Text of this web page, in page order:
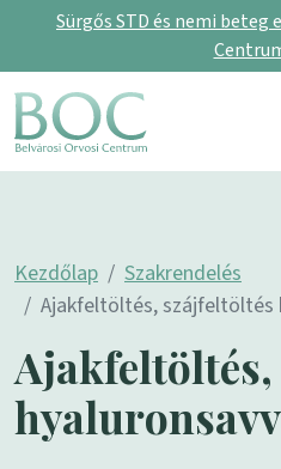
Sürgős STD és nemi beteg
Skip to content
Main Navigation
Kezdőlap
Szakrendelés
Ajakfeltöltés, szájfeltöltés